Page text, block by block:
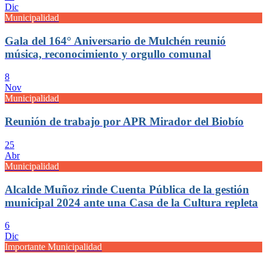
Dic
Municipalidad
Gala del 164° Aniversario de Mulchén reunió
música, reconocimiento y orgullo comunal
8
Nov
Municipalidad
Reunión de trabajo por APR Mirador del Biobío
25
Abr
Municipalidad
Alcalde Muñoz rinde Cuenta Pública de la gestión
municipal 2024 ante una Casa de la Cultura repleta
6
Dic
Importante Municipalidad